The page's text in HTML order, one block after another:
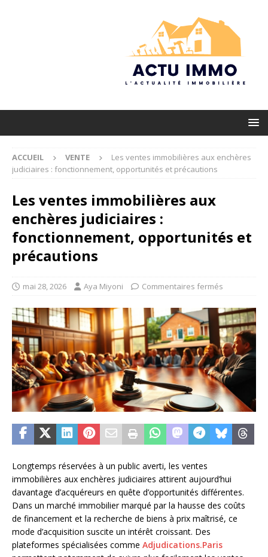
ACCUEIL VENTE
Les ventes immobilières aux enchères
judiciaires : fonctionnement, opportunités et précautions
Les ventes immobilières aux
enchères judiciaires :
fonctionnement, opportunités et
précautions
mai 28, 2026 Aya Miyoni Commentaires fermés
Longtemps réservées à un public averti, les ventes
immobilières aux enchères judiciaires attirent aujourd’hui
davantage d’acquéreurs en quête d’opportunités différentes.
Dans un marché immobilier marqué par la hausse des coûts
de financement et la recherche de biens à prix maîtrisé, ce
mode d’acquisition suscite un intérêt croissant. Des
plateformes spécialisées comme Adjudications.Paris